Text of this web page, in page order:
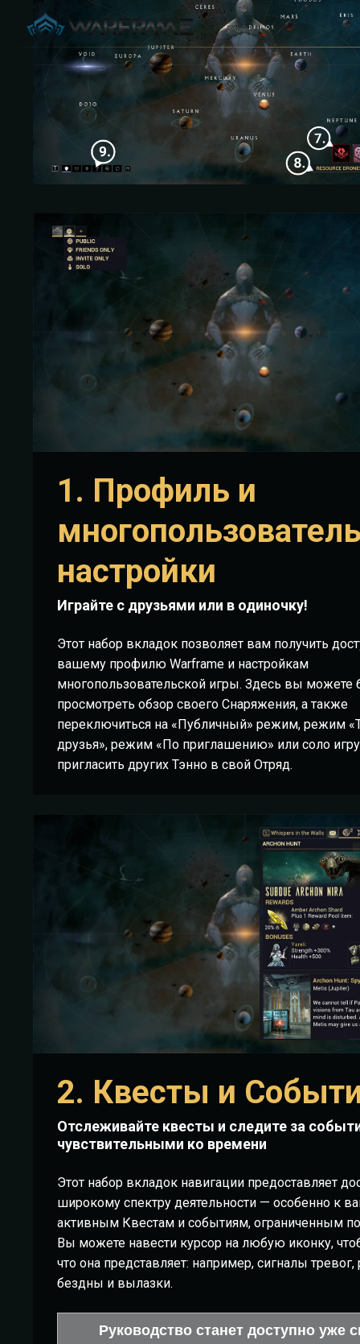
1. Профиль и
настройки
Играйте с друзьями или в одиночку!
Этот набор вкладок позволяет вам получить
вашему профилю Warframe и настройкам
многопользовательской игры. Здесь вы можете
просмотреть обзор своего Снаряжения, а также
переключиться на «Публичный» режим, режим
друзья», режим «По приглашению» или соло
пригласить других Тэнно в свой Отряд.
2. Квесты и
Отслеживайте квесты и следите за
чувствительными ко времени
Этот набор вкладок навигации предоставляет
широкому спектру деятельности — особенно к
активным Квестам и событиям, ограниченным
Вы можете навести курсор на любую иконку,
что она представляет: например, сигналы
бездны и вылазки.
Руководство станет доступно уже